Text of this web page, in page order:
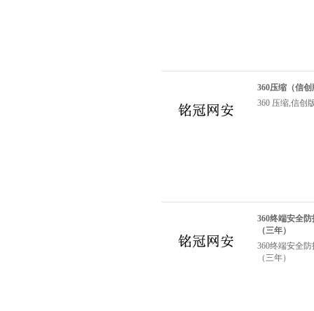
360压缩（信创
360 压缩,信创
360终端安全
（三年）
360终端安全
（三年）